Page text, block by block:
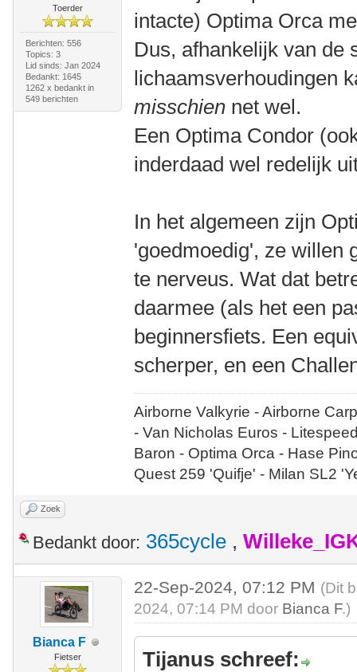
Toerder
Berichten: 556
Topics: 3
Lid sinds: Jan 2024
Bedankt: 1645
1262 x bedankt in
549 berichten
intacte) Optima Orca
Dus, afhankelijk van de
lichaamsverhoudingen
misschien net wel.
Een Optima Condor
inderdaad wel redelijk
In het algemeen zijn
'goedmoedig', ze willen
te nerveus. Wat dat
daarmee (als het een
beginnersfiets. Een
scherper, en een
Airborne Valkyrie - Airborne
- Van Nicholas Euros -
Baron - Optima Orca - Hase
Quest 259 'Quifje' - Milan SL2
Zoek
Bedankt door: 365cycle ,
Bianca F
Fietser
22-Sep-2024, 07:12 PM (Dit
2024, 07:14 PM door Bianca F.)
Tijanus schreef: